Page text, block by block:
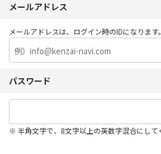
メールアドレス
メールアドレスは、ログイン時のIDになります。
パスワード
※ 半角文字で、8文字以上の英数字混合にして